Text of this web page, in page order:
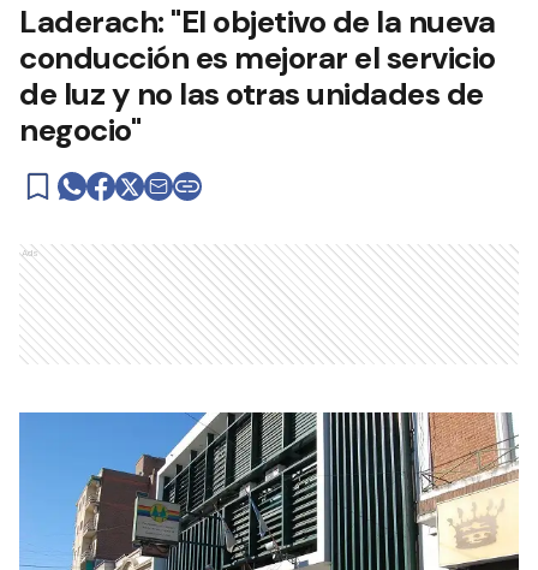
Laderach: "El objetivo de la nueva
conducción es mejorar el servicio
de luz y no las otras unidades de
negocio"
Ads